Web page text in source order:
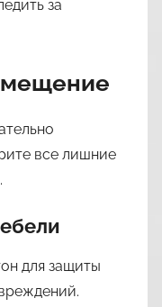
за
все лишние
для защиты